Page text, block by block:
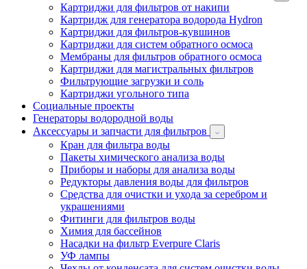
Картриджи для фильтров от накипи
Картридж для генератора водорода Hydron
Картриджи для фильтров-кувшинов
Картриджи для систем обратного осмоса
Мембраны для фильтров обратного осмоса
Картриджи для магистральных фильтров
Фильтрующие загрузки и соль
Картриджи угольного типа
Социальные проекты
Генераторы водородной воды
Аксессуары и запчасти для фильтров
Кран для фильтра воды
Пакеты химического анализа воды
Приборы и наборы для анализа воды
Редукторы давления воды для фильтров
Средства для очистки и ухода за серебром и
украшениями
Фитинги для фильтров воды
Химия для бассейнов
Насадки на фильтр Everpure Claris
УФ лампы